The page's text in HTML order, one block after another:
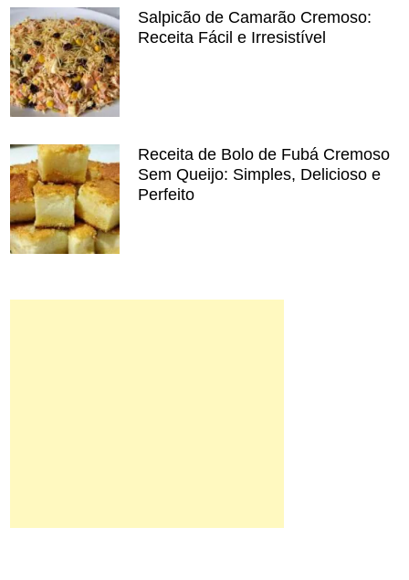
Salpicão de Camarão Cremoso:
Receita Fácil e Irresistível
Receita de Bolo de Fubá Cremoso
Sem Queijo: Simples, Delicioso e
Perfeito